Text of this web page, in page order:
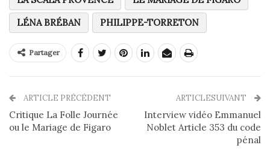
LÉNA BRÉBAN
PHILIPPE-TORRETON
Partager
ARTICLE PRÉCÉDENT
Critique La Folle Journée
ou le Mariage de Figaro
ARTICLESUIVANT
Interview vidéo Emmanuel
Noblet Article 353 du code
pénal